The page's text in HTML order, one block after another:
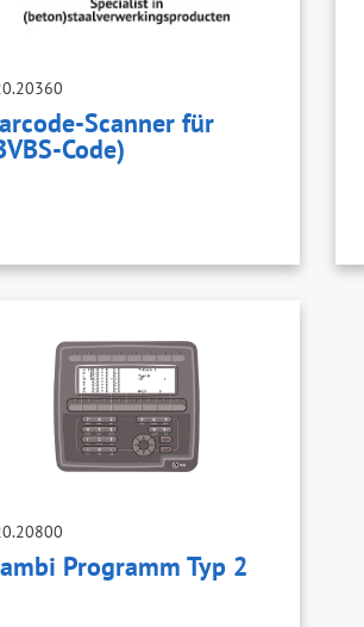
Scanner für
Code)
Programm Typ 2